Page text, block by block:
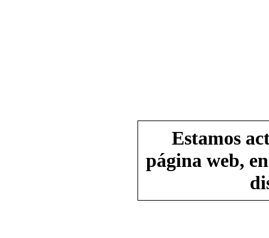
Estamos
página web,